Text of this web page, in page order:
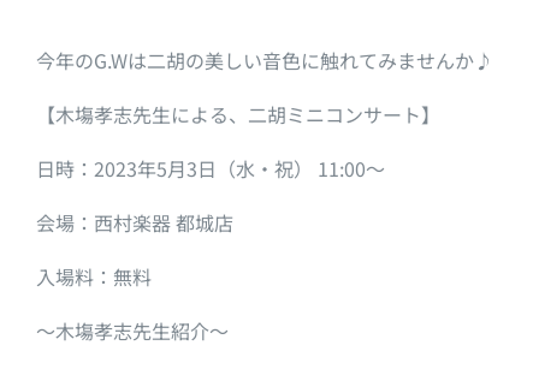
今年のG.Wは二胡の美しい音色に触れてみませんか♪
【木塲孝志先生による、二胡ミニコンサート】
日時：2023年5月3日（水・祝） 11:00～
会場：西村楽器 都城店
入場料：無料
～木塲孝志先生紹介～